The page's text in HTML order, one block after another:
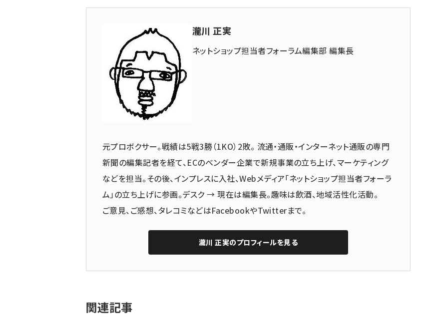
瀧川 正実
ネットショップ担当者フォーラム編集部 編集長
元プロボクサー。戦績は5戦3勝（1KO）2敗。 流通・通販・インターネット通販の専門
新聞の編集記者を経て、ECのベンダー企業で新規事業の立ち上げ、マーケティング
などを担当。その後、インプレスに入社、Webメディア「ネットショップ担当者フォーラ
ム」の立ち上げに参画。デスク → 現在は編集長。趣味は飲酒、地域活性化活動。
ご意見、ご感想、タレコミなどはFacebookやTwitterまで。
瀧川 正実のプロフィールを見る
関連記事